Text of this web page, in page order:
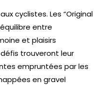
cyclistes. Les “Original
entre
et plaisirs
trouveront leur
empruntées par les
en gravel